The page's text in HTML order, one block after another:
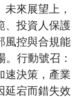
來展望上，
、投資人保護
風控與合規能
行動號召：
速決策，產業
延宕而錯失效